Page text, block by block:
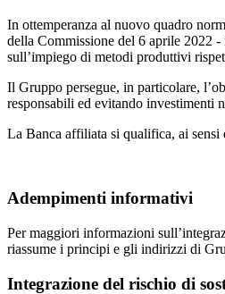
In ottemperanza al nuovo quadro
della Commissione del 6 aprile 2022
sull’impiego di metodi produttivi
Il Gruppo persegue, in particolare,
responsabili ed evitando investimenti
La Banca affiliata si qualifica, ai
Adempimenti informativi
Per maggiori informazioni
riassume i principi e gli indirizzi di
Integrazione del rischio di